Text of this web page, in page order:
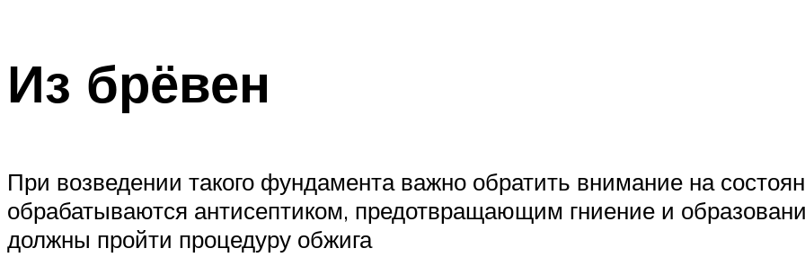
Из брёвен
При возведении такого фундамента важно обратить внимание на
обрабатываются антисептиком, предотвращающим гниение и
должны пройти процедуру обжига